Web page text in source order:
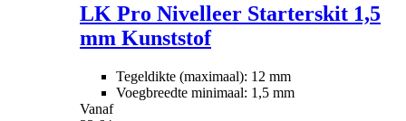
LK Pro Nivelleer Starterskit 1,5
mm Kunststof
Tegeldikte (maximaal): 12 mm
Voegbreedte minimaal: 1,5 mm
Vanaf